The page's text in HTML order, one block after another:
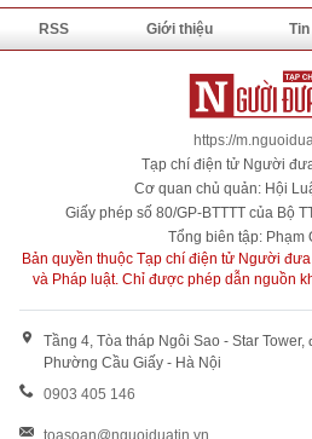
RSS Giới thiệu
https://
Tạp chí điện tử Người
Cơ quan chủ quản: Hội
Giấy phép số 80/GP-BTTTT của Bộ
Tổng biên tập: Phạm
Bản quyền thuộc Tạp chí điện tử Người
và Pháp luật. Chỉ được phép dẫn nguồn
Tầng 4, Tòa tháp Ngôi Sao - Star
Phường Cầu Giấy - Hà Nội
0903 405 146
toasoan@nguoiduatin.vn